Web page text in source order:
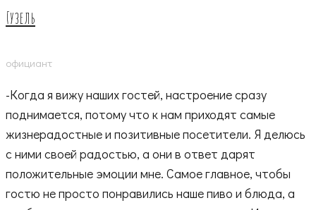
Гузель
официант
-Когда я вижу наших гостей, настроение сразу
поднимается, потому что к нам приходят самые
жизнерадостные и позитивные посетители. Я делюсь
с ними своей радостью, а они в ответ дарят
положительные эмоции мне. Самое главное, чтобы
гостю не просто понравились наше пиво и блюда, а